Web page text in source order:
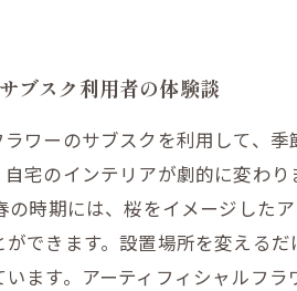
ブスク利用者の体験談
ワーのサブスクを利用して、
宅のインテリアが劇的に変わ
の時期には、桜をイメージした
できます。設置場所を変える
います。アーティフィシャルフ